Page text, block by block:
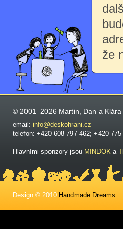
že
© 2001–2026 Martin, Dan a
email: info@deskohrani.cz
telefon: +420 608 797 462; +420
Hlavními sponzory jsou MINDOK a
Design © 2010 Handmade Dreams